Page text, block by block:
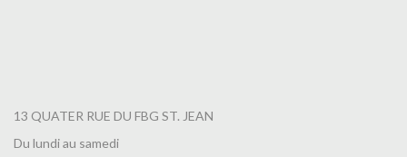
13 QUATER RUE DU FBG ST. JEAN
Du lundi au samedi